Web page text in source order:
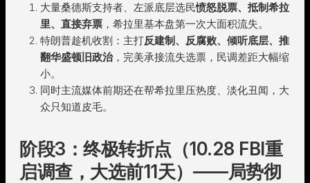
大量桑德斯支持者、左派底层选民愤怒脱票、抵制希拉
里、直接弃票 ，希拉里基本盘第一次大面积流失。
特朗普趁机收割：主打反建制、反腐败、倾听底层、推
翻华盛顿旧政治，完美承接流失选票，民调差距大幅缩
小。
同时主流媒体前期还在帮希拉里压热度、淡化丑闻，大
众只知道皮毛。
阶段3：终极转折点（10.28 FBI重
启调查，大选前11天）——局势彻